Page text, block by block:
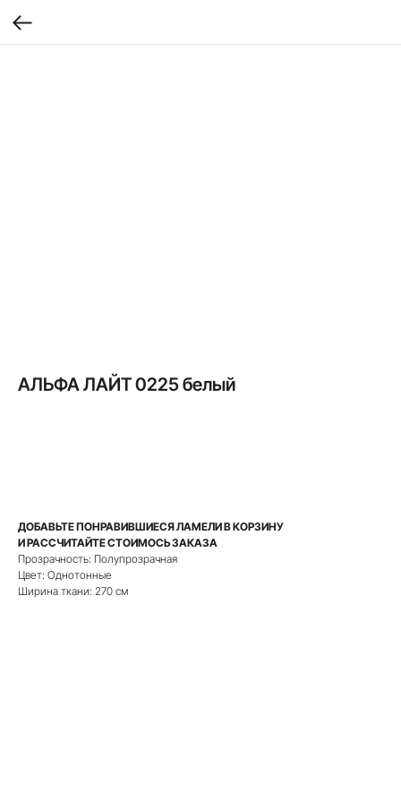
АЛЬФА ЛАЙТ 0225 белый
ДОБАВЬТЕ ПОНРАВИВШИЕСЯ ЛАМЕЛИ В КОРЗИНУ
И РАССЧИТАЙТЕ СТОИМОСЬ ЗАКАЗА
Прозрачность: Полупрозрачная
Цвет: Однотонные
Ширина ткани: 270 см